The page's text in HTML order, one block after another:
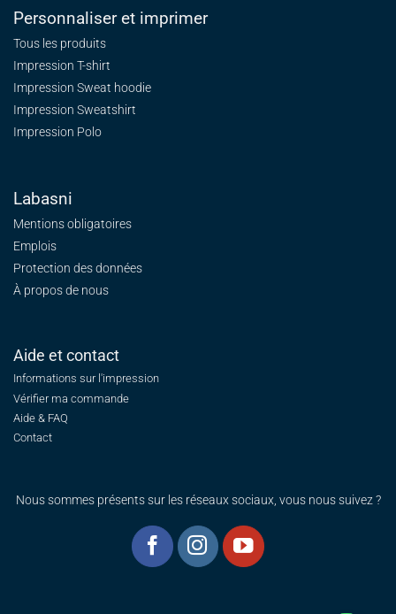
Personnaliser et imprimer
Tous les produits
Impression T-shirt
Impression Sweat hoodie
Impression Sweatshirt
Impression Polo
Labasni
Mentions obligatoires
Emplois
Protection des données
À propos de nous
Aide et contact
Informations sur l'impression
Vérifier ma commande
Aide & FAQ
Contact
Nous sommes présents sur les réseaux sociaux, vous nous suivez ?